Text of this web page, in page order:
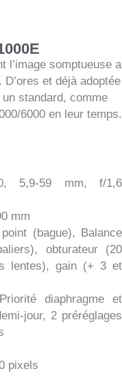
l’image somptueuse a
et déjà adoptée
standard, comme
6000 en leur temps.
5,9-59 mm, f/1,6
mm
(bague), Balance
obturateur (20
lentes), gain (+ 3 et
diaphragme et
jour, 2 préréglages
pixels